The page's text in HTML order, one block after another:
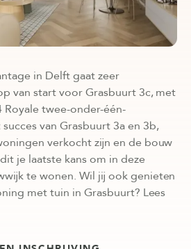
in Delft gaat zeer
van start voor Grasbuurt 3c, met
twee-onder-één-
van Grasbuurt 3a en 3b,
verkocht zijn en de bouw
je laatste kans om in deze
te wonen. Wil jij ook genieten
met tuin in Grasbuurt? Lees